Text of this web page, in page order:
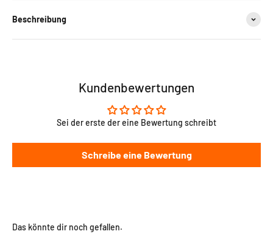
Beschreibung
Kundenbewertungen
Sei der erste der eine Bewertung schreibt
Schreibe eine Bewertung
Das könnte dir noch gefallen.